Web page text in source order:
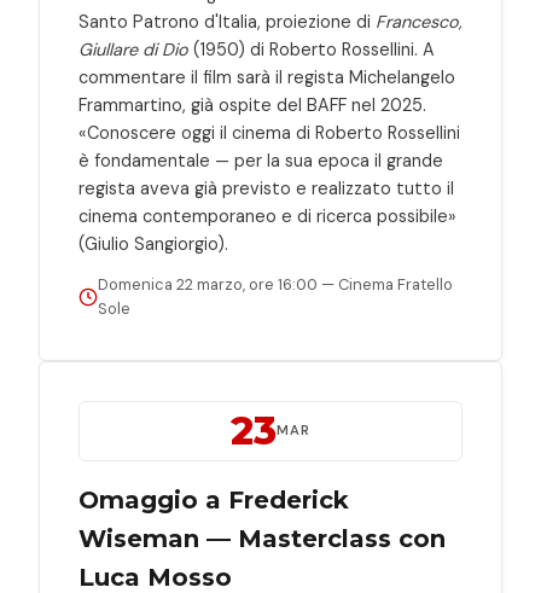
Santo Patrono d'Italia, proiezione di Francesco,
Giullare di Dio (1950) di Roberto Rossellini. A
commentare il film sarà il regista Michelangelo
Frammartino, già ospite del BAFF nel 2025.
«Conoscere oggi il cinema di Roberto Rossellini
è fondamentale — per la sua epoca il grande
regista aveva già previsto e realizzato tutto il
cinema contemporaneo e di ricerca possibile»
(Giulio Sangiorgio).
Domenica 22 marzo, ore 16:00 — Cinema Fratello
Sole
23MAR
Omaggio a Frederick
Wiseman — Masterclass con
Luca Mosso